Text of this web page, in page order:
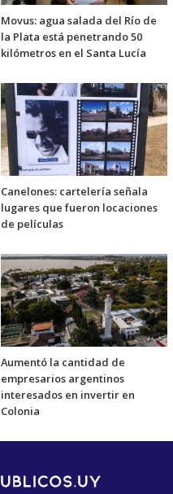
Movus: agua salada del Río de
la Plata está penetrando 50
kilómetros en el Santa Lucía
Canelones: cartelería señala
lugares que fueron locaciones
de películas
Aumentó la cantidad de
empresarios argentinos
interesados en invertir en
Colonia